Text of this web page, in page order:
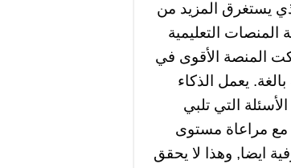
يستغرق المزيد من
التعليمية
المنصة الأقوى في
بالغة. يعمل الذكاء
التي تلبي
مع مراعاة مستوى
ايضا, وهذا لا يحقق